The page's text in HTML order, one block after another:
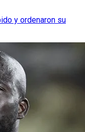
y ordenaron su